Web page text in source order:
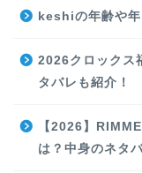
keshiの年齢や年
2026クロックス
タバレも紹介！
【2026】
は？中身のネタ